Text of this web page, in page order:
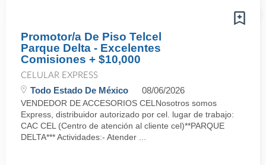
Promotor/a De Piso Telcel
Parque Delta - Excelentes
Comisiones + $10,000
CELULAR EXPRESS
Todo Estado De México 08/06/2026
VENDEDOR DE ACCESORIOS CELNosotros somos
Express, distribuidor autorizado por cel. lugar de trabajo:
CAC CEL (Centro de atención al cliente cel)**PARQUE
DELTA*** Actividades:- Atender ...